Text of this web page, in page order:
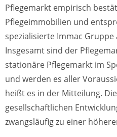
Pflegemarkt empirisch
Pflegeimmobilien und
spezialisierte Immac
Insgesamt sind der
stationäre Pflegemarkt im
und werden es aller
heißt es in der Mitteilung.
gesellschaftlichen
zwangsläufig zu einer